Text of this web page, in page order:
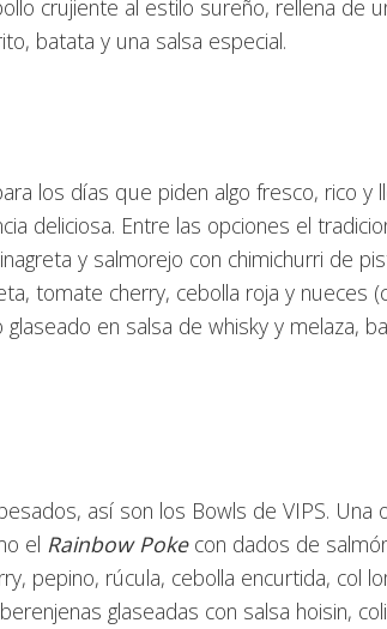
crujiente al estilo sureño, rellena de
batata y una salsa especial.
los días que piden algo fresco, rico y
deliciosa. Entre las opciones el
y salmorejo con chimichurri de
tomate cherry, cebolla roja y nueces
glaseado en salsa de whisky y melaza,
así son los Bowls de VIPS. Una
el Rainbow Pokecon dados de
pepino, rúcula, cebolla encurtida, col
glaseadas con salsa hoisin,